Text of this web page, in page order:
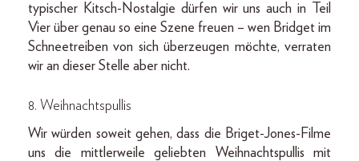
typischer Kitsch-Nostalgie dürfen wir uns auch in Teil
Vier über genau so eine Szene freuen – wen Bridget im
Schneetreiben von sich überzeugen möchte, verraten
wir an dieser Stelle aber nicht.
8. Weihnachtspullis
Wir würden soweit gehen, dass die Briget-Jones-Filme
uns die mittlerweile geliebten Weihnachtspullis mit